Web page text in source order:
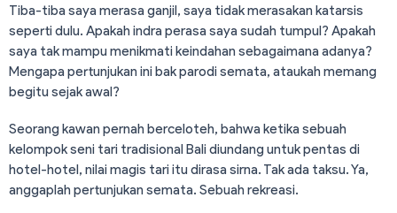
Tiba-tiba saya merasa ganjil, saya tidak merasakan katarsis
seperti dulu. Apakah indra perasa saya sudah tumpul? Apakah
saya tak mampu menikmati keindahan sebagaimana adanya?
Mengapa pertunjukan ini bak parodi semata, ataukah memang
begitu sejak awal?
Seorang kawan pernah berceloteh, bahwa ketika sebuah
kelompok seni tari tradisional Bali diundang untuk pentas di
hotel-hotel, nilai magis tari itu dirasa sirna. Tak ada taksu. Ya,
anggaplah pertunjukan semata. Sebuah rekreasi.